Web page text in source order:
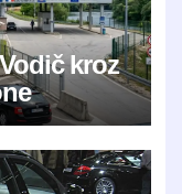
kroz